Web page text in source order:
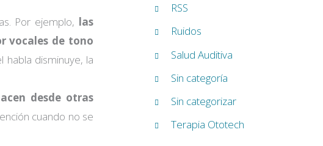
Por ejemplo, las
vocales de tono
habla disminuye, la
desde otras
cuando no se
RSS
Ruidos
Salud Auditiva
Sin categoría
Sin categorizar
Terapia Ototech